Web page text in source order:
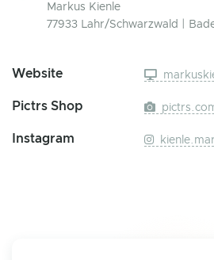
Markus Kienle
77933 Lahr/Schwarzwald |
Website
Pictrs Shop
Instagram